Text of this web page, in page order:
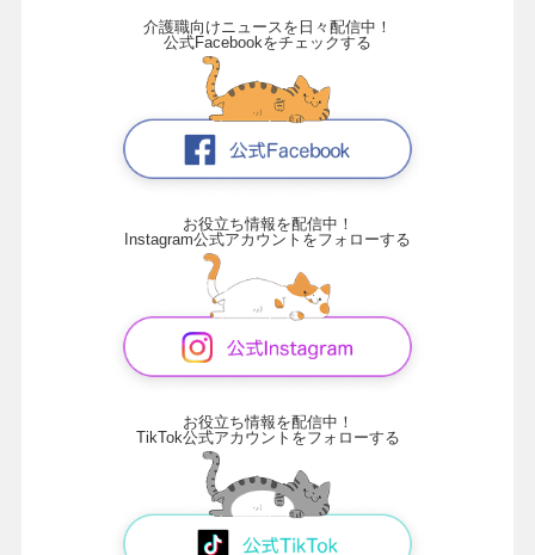
介護職向けニュースを日々配信中！
公式Facebookをチェックする
お役立ち情報を配信中！
Instagram公式アカウントをフォローする
お役立ち情報を配信中！
TikTok公式アカウントをフォローする